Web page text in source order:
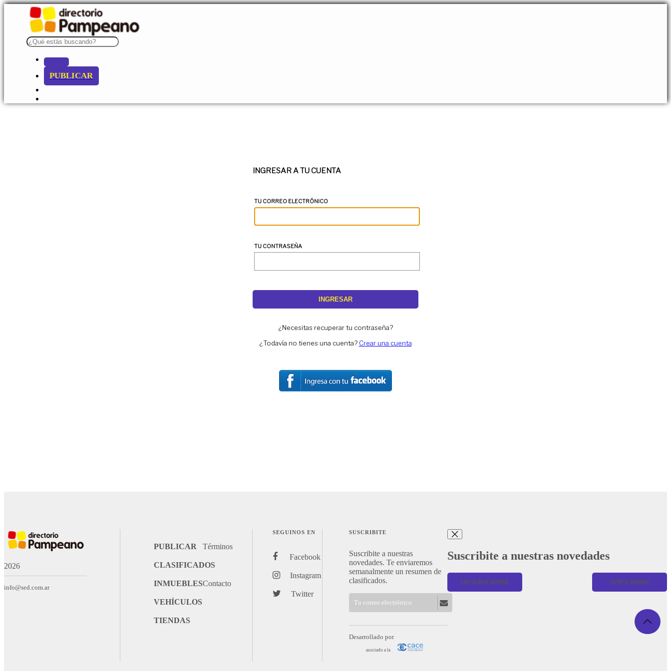
PUBLICAR
INGRESAR A TU CUENTA
TU CORREO ELECTRÓNICO
TU CONTRASEÑA
INGRESAR
¿Necesitas recuperar tu contraseña?
¿Todavía no tienes una cuenta? Crear una cuenta
2026
info@sed.com.ar
PUBLICAR
CLASIFICADOS
INMUEBLES
VEHÍCULOS
TIENDAS
Términos
Contacto
SEGUINOS EN
Facebook
Instagram
Twitter
SUSCRIBITE
Suscribite a nuestras
novedades. Te enviaremos
semanalmente un resumen de
clasificados.
Desarrollado por
asociado a la
Suscribite a nuestras novedades
DESUBSCRIBIR SUBSCRIBIR